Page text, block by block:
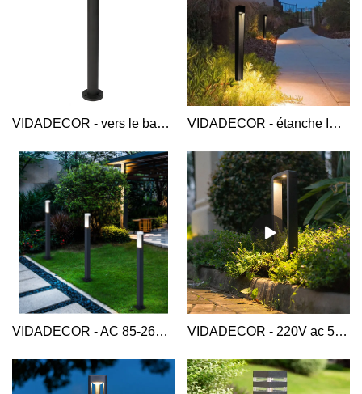
VIDADECOR - vers le bas revêtement durable boîtier en aluminium supérieur vers le bas borne lumineuse GD-ABG04 Borne lumineuse en aluminium VIDADECOR - étanche IP54 50cm 5w aluminium allée contemporaine sol paysage pelouse extérieur led borne lumineuse Borne lumineuse en aluminium
VIDADECOR - AC 85-265v 5w grande taille personnalisé en aluminium contemporain extérieur post jardin route rue led borne borne lampe aluminium borne lumineuse VIDADECOR - 220V ac 5w 60 80 cm personnalisé moderne carré mince extérieur en aluminium maison hôtel arrière-cour paysage post lampe de jardin led bornes lumineuses borne lumineuse en aluminium